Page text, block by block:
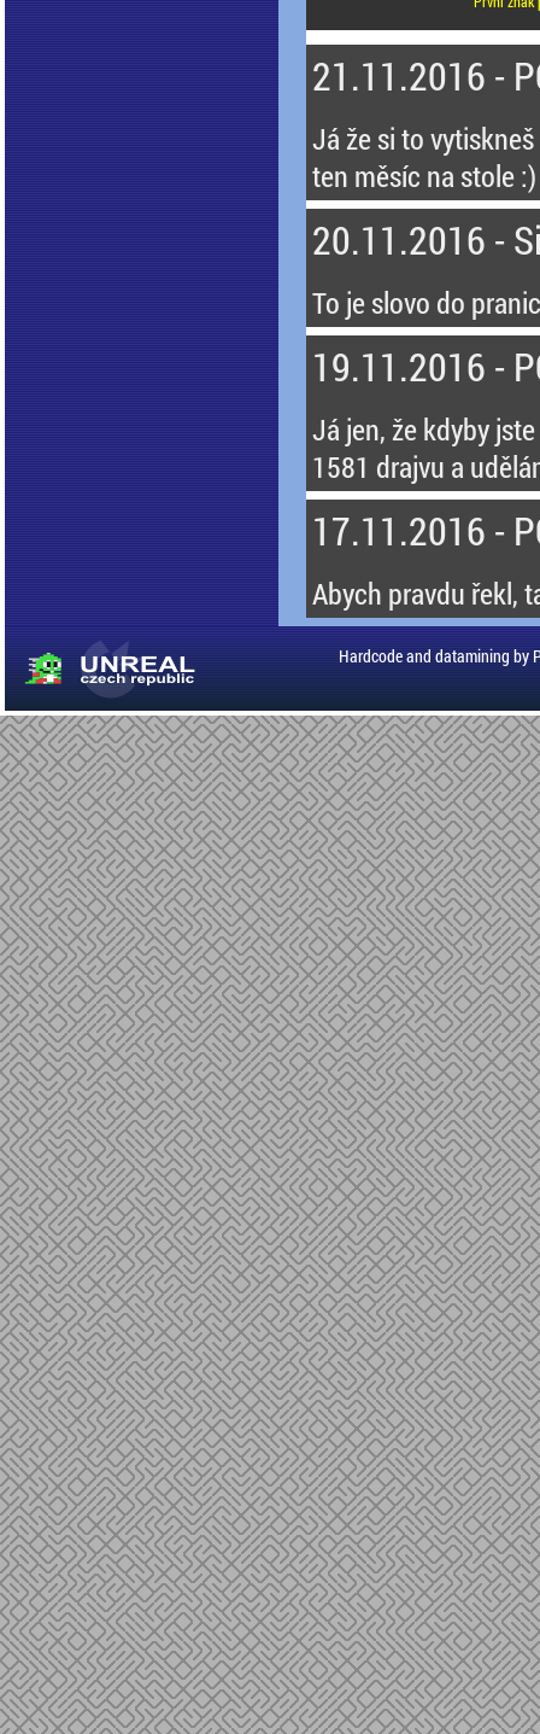
21.11.2016 -
Já že si to
ten měsíc na stole :)
20.11.2016 -
To je slovo do
19.11.2016 -
Já jen, že kdyby
1581 drajvu a
17.11.2016 -
Abych pravdu řekl,
Hardcode and datamining by